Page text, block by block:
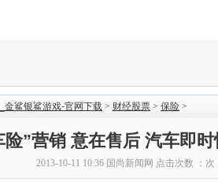
金鲨银鲨游戏-官网下载 > 财经股票 > 保险 >
险”营销 意在售后 汽车即
2013-10-11 10:36 国尚新闻网 点击次数 ： 次